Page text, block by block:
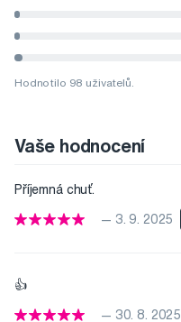
Hodnotilo 98 uživatelů.
Vaše hodnocení
Příjemná chuť.
— 3. 9. 2025
👍
— 30. 8. 2025